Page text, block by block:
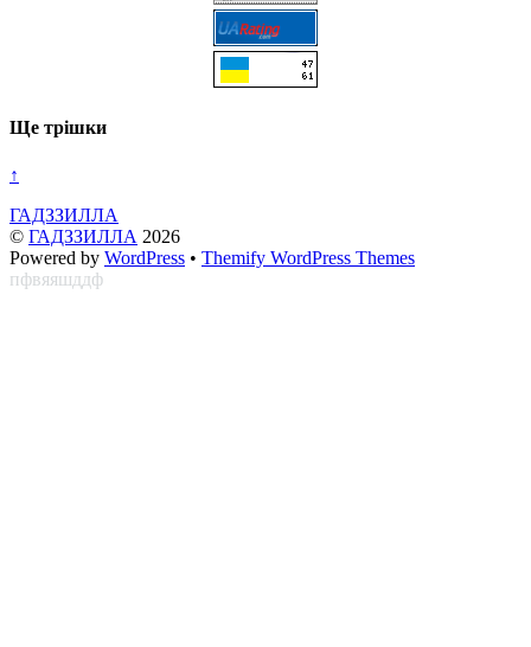
Ще трішки
↑
ГАДЗЗИЛЛА
© ГАДЗЗИЛЛА 2026
Powered by WordPress • Themify WordPress Themes
пфвяяшддф